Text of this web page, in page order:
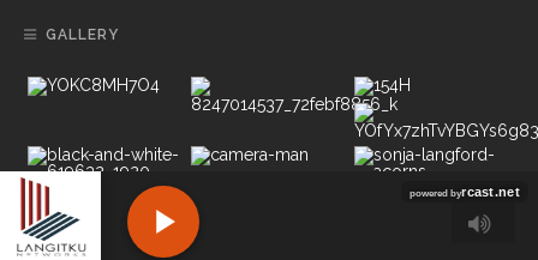
GALLERY
Copyright ©2022 PT LANGITKU MEDIA NETWORKS